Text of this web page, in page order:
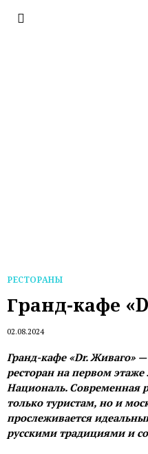
РЕСТОРАНЫ
Гранд-кафе
02.08.2024
Гранд-кафе «Dr. Живаго»
ресторан на первом этаже
Националь. Современная
только туристам, но и
прослеживается
русскими традициями и